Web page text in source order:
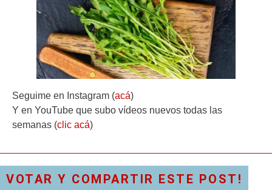
Seguime en Instagram (acá)
Y en YouTube que subo vídeos nuevos todas las
semanas (clic acá)
VOTAR Y COMPARTIR ESTE POST!